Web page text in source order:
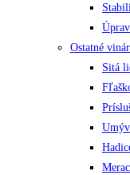
Ostatné
Sitá